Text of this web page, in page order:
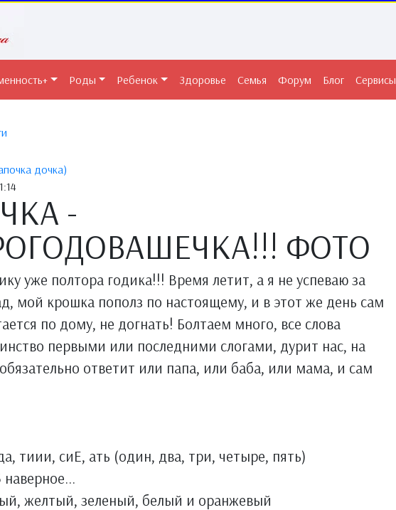
Роды Ребенок Здоровье Семья Форум Блог Сервисы
дочка)
-
ФОТО
уже полтора годика!!! Время летит, а я не успеваю за
мой крошка пополз по настоящему, и в этот же день сам
по дому, не догнать! Болтаем много, все слова
первыми или последними слогами, дурит нас, на
ответит или папа, или баба, или мама, и сам
тиии, сиЕ, ать (один, два, три, четыре, пять)
желтый, зеленый, белый и оранжевый